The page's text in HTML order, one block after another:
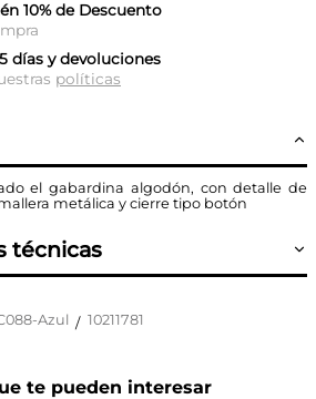
10% de Descuento
días y devoluciones
políticas
el gabardina algodón, con detalle de
metálica y cierre tipo botón
técnicas
Azul / 10211781
te pueden interesar